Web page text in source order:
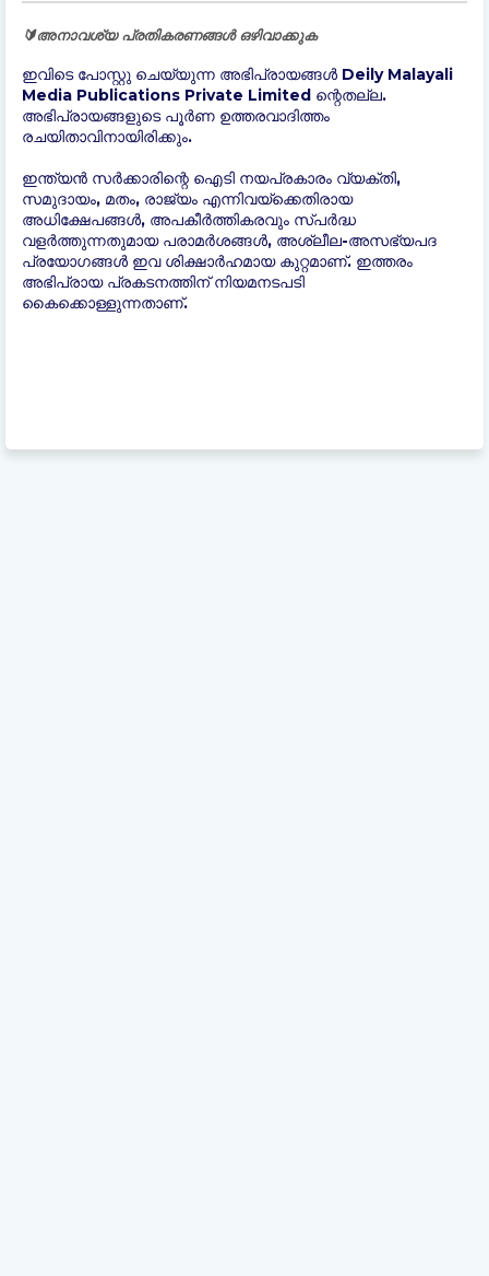
🔰അനാവശ്യ പ്രതികരണങ്ങൾ ഒഴിവാക്കുക
ഇവിടെ പോസ്റ്റു ചെയ്യുന്ന അഭിപ്രായങ്ങൾ Deily Malayali
Media Publications Private Limited ന്റെതല്ല.
അഭിപ്രായങ്ങളുടെ പൂർണ ഉത്തരവാദിത്തം
രചയിതാവിനായിരിക്കും.
ഇന്ത്യന്‍ സർക്കാരിന്റെ ഐടി നയപ്രകാരം വ്യക്തി,
സമുദായം, മതം, രാജ്യം എന്നിവയ്ക്കെതിരായ
അധിക്ഷേപങ്ങൾ, അപകീർത്തികരവും സ്പർദ്ധ
വളർത്തുന്നതുമായ പരാമർശങ്ങൾ, അശ്ലീല-അസഭ്യപദ
പ്രയോഗങ്ങൾ ഇവ ശിക്ഷാർഹമായ കുറ്റമാണ്. ഇത്തരം
അഭിപ്രായ പ്രകടനത്തിന് നിയമനടപടി
കൈക്കൊള്ളുന്നതാണ്.